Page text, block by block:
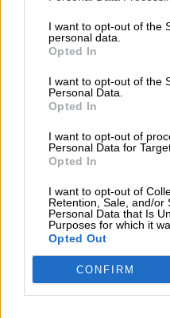
I want to opt-out of the
personal data.
Opted In
I want to opt-out of the
Personal Data.
Opted In
I want to opt-out of
Personal Data for
Opted In
I want to opt-out of
Retention, Sale, and/or
Personal Data that Is
Purposes for which it
Opted Out
CONFIRM
Scoprite i nostri libri